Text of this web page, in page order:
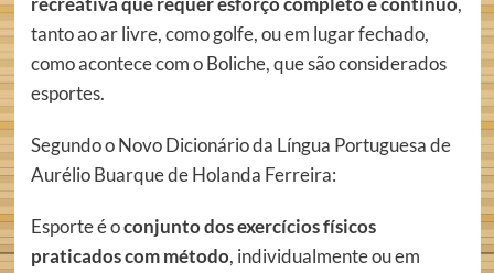
tanto ao ar livre, como golfe, ou em lugar fechado,
como acontece com o Boliche, que são considerados
esportes.
Segundo o Novo Dicionário da Língua Portuguesa de
Aurélio Buarque de Holanda Ferreira:
Esporte é oconjunto dos exercícios físicos
praticados com método, individualmente ou em